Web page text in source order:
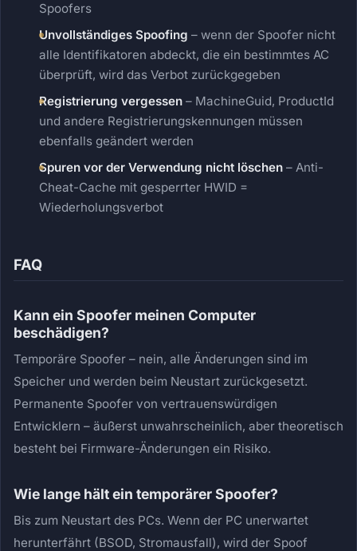
Spoofers
Unvollständiges Spoofing – wenn der Spoofer nicht
alle Identifikatoren abdeckt, die ein bestimmtes AC
überprüft, wird das Verbot zurückgegeben
Registrierung vergessen – MachineGuid, ProductId
und andere Registrierungskennungen müssen
ebenfalls geändert werden
Spuren vor der Verwendung nicht löschen – Anti-
Cheat-Cache mit gesperrter HWID =
Wiederholungsverbot
FAQ
Kann ein Spoofer meinen Computer
beschädigen?
Temporäre Spoofer – nein, alle Änderungen sind im
Speicher und werden beim Neustart zurückgesetzt.
Permanente Spoofer von vertrauenswürdigen
Entwicklern – äußerst unwahrscheinlich, aber theoretisch
besteht bei Firmware-Änderungen ein Risiko.
Wie lange hält ein temporärer Spoofer?
Bis zum Neustart des PCs. Wenn der PC unerwartet
herunterfährt (BSOD, Stromausfall), wird der Spoof